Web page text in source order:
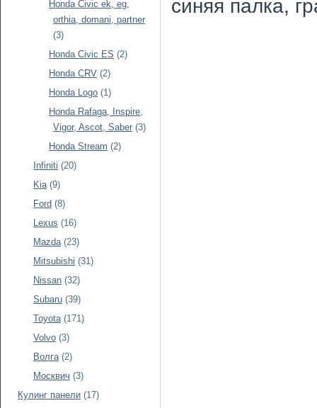
Honda Civic ek, eg,
orthia, domani, partner
(3)
Honda Civic ES (2)
Honda CRV (2)
Honda Logo (1)
Honda Rafaga, Inspire,
Vigor, Ascot, Saber (3)
Honda Stream (2)
Infiniti (20)
Kia (9)
Ford (8)
Lexus (16)
Mazda (23)
Mitsubishi (31)
Nissan (32)
Subaru (39)
Toyota (171)
Volvo (3)
Волга (2)
Москвич (3)
Кулинг панели (17)
синяя палка,